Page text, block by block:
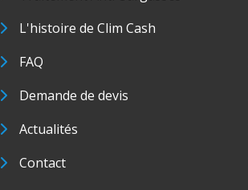
L'histoire de Clim Cash
FAQ
Demande de devis
Actualités
Contact